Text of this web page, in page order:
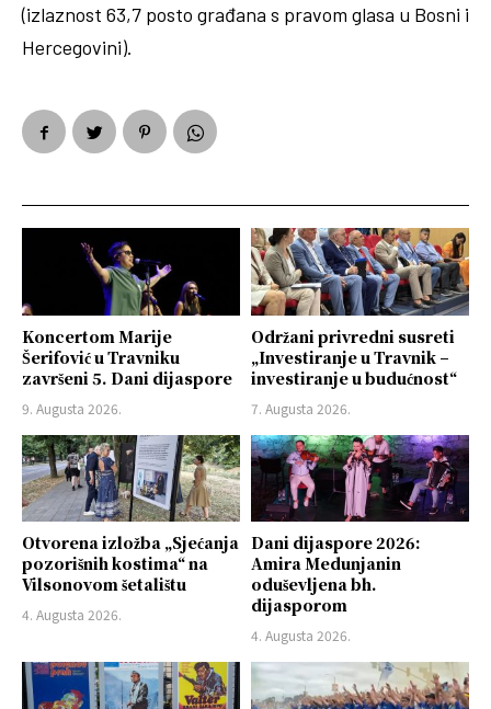
(izlaznost 63,7 posto građana s pravom glasa u Bosni i
Hercegovini).
Koncertom Marije
Šerifović u Travniku
završeni 5. Dani dijaspore
9. Augusta 2026.
Održani privredni susreti
„Investiranje u Travnik –
investiranje u budućnost“
7. Augusta 2026.
Otvorena izložba „Sjećanja
pozorišnih kostima“ na
Vilsonovom šetalištu
4. Augusta 2026.
Dani dijaspore 2026:
Amira Medunjanin
oduševljena bh.
dijasporom
4. Augusta 2026.